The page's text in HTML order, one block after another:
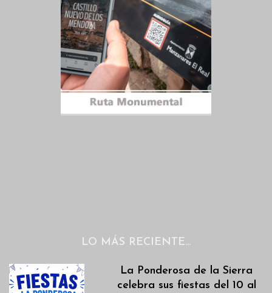
LO MÁS RECIENTE…
La Ponderosa de la Sierra
celebra sus fiestas del 10 al